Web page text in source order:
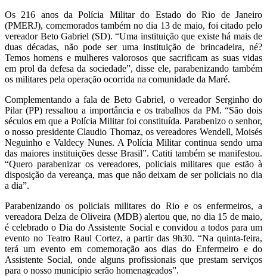
Os 216 anos da Polícia Militar do Estado do Rio de Janeiro
(PMERJ), comemorados também no dia 13 de maio, foi citado pelo
vereador Beto Gabriel (SD). “Uma instituição que existe há mais de
duas décadas, não pode ser uma instituição de brincadeira, né?
Temos homens e mulheres valorosos que sacrificam as suas vidas
em prol da defesa da sociedade”, disse ele, parabenizando também
os militares pela operação ocorrida na comunidade da Maré.
Complementando a fala de Beto Gabriel, o vereador Serginho do
Pilar (PP) ressaltou a importância e os trabalhos da PM. “São dois
séculos em que a Polícia Militar foi constituída. Parabenizo o senhor,
o nosso presidente Claudio Thomaz, os vereadores Wendell, Moisés
Neguinho e Valdecy Nunes. A Polícia Militar continua sendo uma
das maiores instituições desse Brasil”. Catiti também se manifestou.
“Quero parabenizar os vereadores, policiais militares que estão à
disposição da vereança, mas que não deixam de ser policiais no dia
a dia”.
Parabenizando os policiais militares do Rio e os enfermeiros, a
vereadora Delza de Oliveira (MDB) alertou que, no dia 15 de maio,
é celebrado o Dia do Assistente Social e convidou a todos para um
evento no Teatro Raul Cortez, a partir das 9h30. “Na quinta-feira,
terá um evento em comemoração aos dias do Enfermeiro e do
Assistente Social, onde alguns profissionais que prestam serviços
para o nosso município serão homenageados”.